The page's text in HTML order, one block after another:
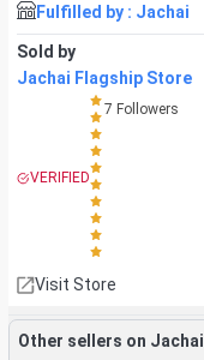
Fulfilled by : Jachai
Sold by
Jachai Flagship Store
VERIFIED
7 Followers
Visit Store
Other sellers on Jachai